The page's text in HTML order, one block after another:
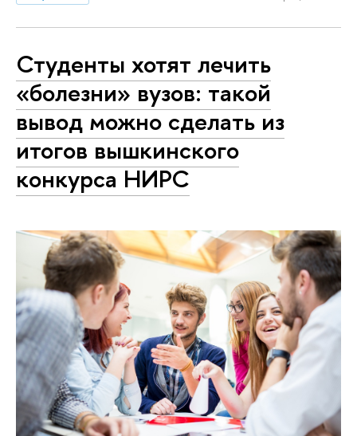
Студенты хотят лечить
«болезни» вузов: такой
вывод можно сделать из
итогов вышкинского
конкурса НИРС